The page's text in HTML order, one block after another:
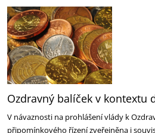
Ozdravný balíček v kontextu
V návaznosti na prohlášení vlády k
připomínkového řízení zveřejněna i